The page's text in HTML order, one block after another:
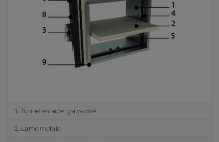
Tunnel en acier galvanisé
Lame mobile